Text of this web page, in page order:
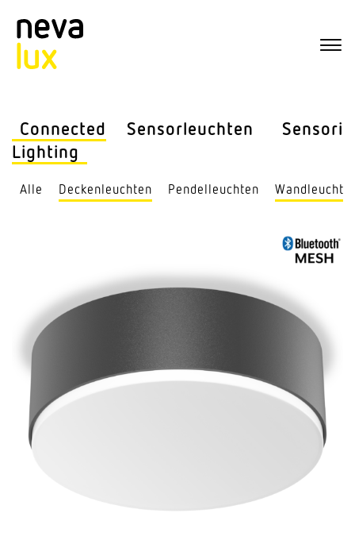
Connected
Lighting
Sensor­leuchten Sensorik
Alle Decken­leuchten Pendel­leuchten